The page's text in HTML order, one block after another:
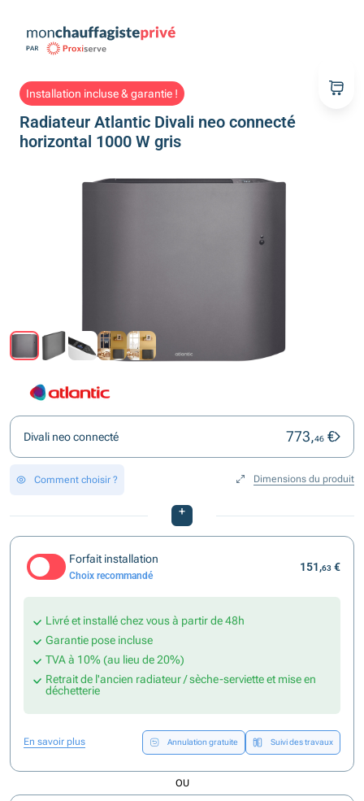
Installation incluse & garantie !
Radiateur Atlantic Divali neo connecté
horizontal 1000 W gris
Divali neo connecté 773,46 €
Comment choisir ? Dimensions du produit
+
Forfait installation
Choix recommandé
151,63 €
Livré et installé chez vous à partir de 48h
Garantie pose incluse
TVA à 10% (au lieu de 20%)
Retrait de l'ancien radiateur / sèche-serviette et mise en
déchetterie
En savoir plus Annulation gratuite Suivi des travaux
OU